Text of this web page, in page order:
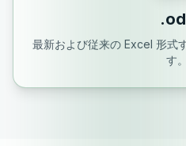
最新および従来の Excel 形式
す。